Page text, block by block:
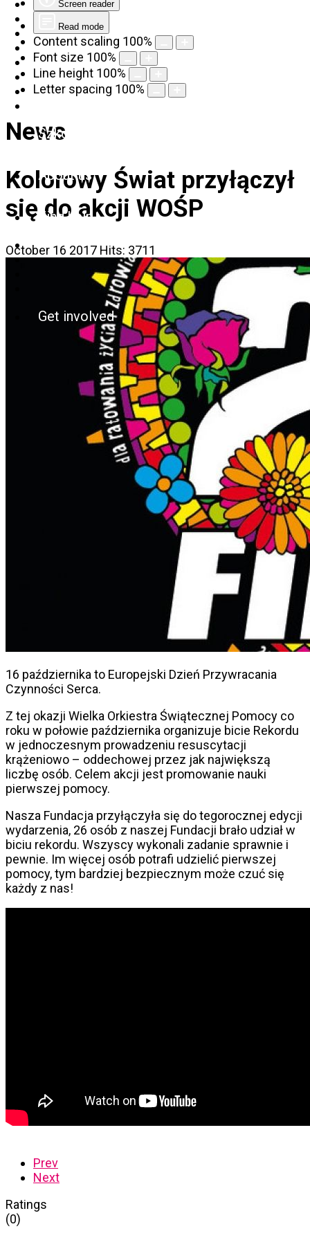
Screen reader
Read mode
Content scaling 100%
Font size 100%
Line height 100%
Letter spacing 100%
Szkolenia
About us
Find help
Get involved
News
Kolorowy Świat przyłączył
się do akcji WOŚP
October 16 2017 Hits: 3711
16 października to Europejski Dzień Przywracania
Czynności Serca.
Z tej okazji Wielka Orkiestra Świątecznej Pomocy co
roku w połowie października organizuje bicie Rekordu
w jednoczesnym prowadzeniu resuscytacji
krążeniowo – oddechowej przez jak największą
liczbę osób. Celem akcji jest promowanie nauki
pierwszej pomocy.
Nasza Fundacja przyłączyła się do tegorocznej edycji
wydarzenia, 26 osób z naszej Fundacji brało udział w
biciu rekordu. Wszyscy wykonali zadanie sprawnie i
pewnie. Im więcej osób potrafi udzielić pierwszej
pomocy, tym bardziej bezpiecznym może czuć się
każdy z nas!
Prev
Next
Ratings
(0)